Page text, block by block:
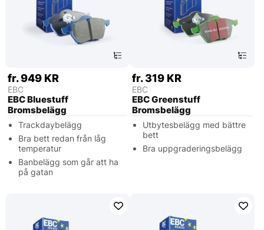
fr. 949 KR
EBC
EBC Bluestuff
Bromsbelägg
Trackdaybelägg
Bra bett redan från låg
temperatur
Banbelägg som går att ha
på gatan
fr. 319 KR
EBC
EBC Greenstuff
Bromsbelägg
Utbytesbelägg med bättre
bett
Bra uppgraderingsbelägg